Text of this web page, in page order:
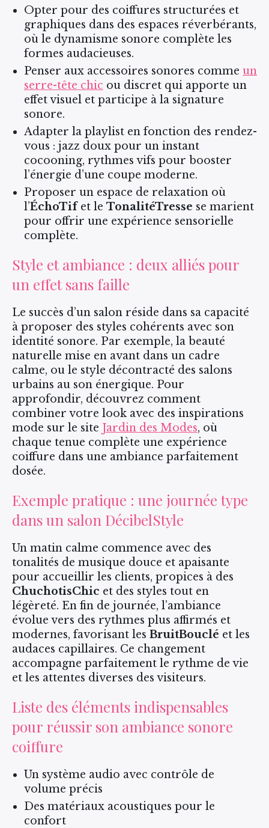
Opter pour des coiffures structurées et
graphiques dans des espaces réverbérants,
où le dynamisme sonore complète les
formes audacieuses.
Penser aux accessoires sonores comme un
serre-tête chic ou discret qui apporte un
effet visuel et participe à la signature
sonore.
Adapter la playlist en fonction des rendez-
vous : jazz doux pour un instant
cocooning, rythmes vifs pour booster
l’énergie d’une coupe moderne.
Proposer un espace de relaxation où
l’ÉchoTifet le TonalitéTresse se marient
pour offrir une expérience sensorielle
complète.
Style et ambiance : deux alliés pour
un effet sans faille
Le succès d’un salon réside dans sa capacité
à proposer des styles cohérents avec son
identité sonore. Par exemple, la beauté
naturelle mise en avant dans un cadre
calme, ou le style décontracté des salons
urbains au son énergique. Pour
approfondir, découvrez comment
combiner votre look avec des inspirations
mode sur le site Jardin des Modes, où
chaque tenue complète une expérience
coiffure dans une ambiance parfaitement
dosée.
Exemple pratique : une journée type
dans un salon DécibelStyle
Un matin calme commence avec des
tonalités de musique douce et apaisante
pour accueillir les clients, propices à des
ChuchotisChic et des styles tout en
légèreté. En fin de journée, l’ambiance
évolue vers des rythmes plus affirmés et
modernes, favorisant les BruitBouclé et les
audaces capillaires. Ce changement
accompagne parfaitement le rythme de vie
et les attentes diverses des visiteurs.
Liste des éléments indispensables
pour réussir son ambiance sonore
coiffure
Un système audio avec contrôle de
volume précis
Des matériaux acoustiques pour le
confort